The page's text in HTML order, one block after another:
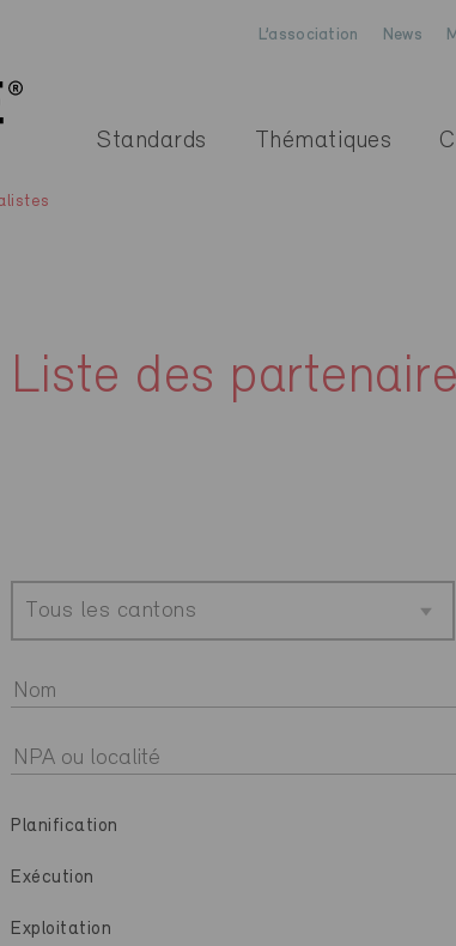
L’association News
Standards Thématiques
Liste des
Tous les cantons
Planification
Exécution
Exploitation